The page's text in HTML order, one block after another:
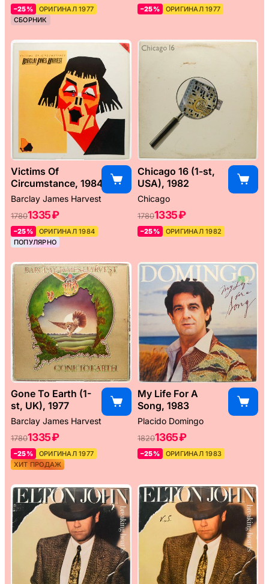
–25%
ОРИГИНАЛ 1977
СБОРНИК
–25% ОРИГИНАЛ 1977
Victims Of
Circumstance, 1984
Barclay James Harvest
17801335 ₽
–25%
ОРИГИНАЛ 1984
ПОПУЛЯРНО
Chicago 16 (1-st,
USA), 1982
Chicago
17801335 ₽
–25% ОРИГИНАЛ 1982
Gone To Earth (1-
st, UK), 1977
Barclay James Harvest
17801335 ₽
–25%
ОРИГИНАЛ 1977
ХИТ ПРОДАЖ
My Life For A
Song, 1983
Placido Domingo
18201365 ₽
–25% ОРИГИНАЛ 1983